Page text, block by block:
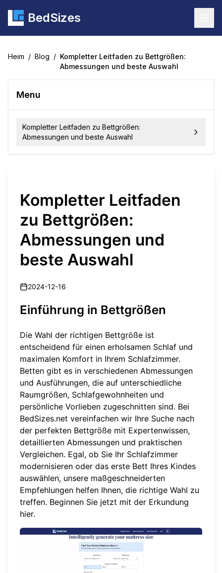
BedSizes
Heim / Blog / Kompletter Leitfaden zu Bettgrößen:
Abmessungen und beste Auswahl
Menu
Kompletter Leitfaden zu Bettgrößen:
Abmessungen und beste Auswahl
Kompletter Leitfaden
zu Bettgrößen:
Abmessungen und
beste Auswahl
2024-12-16
Einführung in Bettgrößen
Die Wahl der richtigen Bettgröße ist
entscheidend für einen erholsamen Schlaf und
maximalen Komfort in Ihrem Schlafzimmer.
Betten gibt es in verschiedenen Abmessungen
und Ausführungen, die auf unterschiedliche
Raumgrößen, Schlafgewohnheiten und
persönliche Vorlieben zugeschnitten sind. Bei
BedSizes.net vereinfachen wir Ihre Suche nach
der perfekten Bettgröße mit Expertenwissen,
detaillierten Abmessungen und praktischen
Vergleichen. Egal, ob Sie Ihr Schlafzimmer
modernisieren oder das erste Bett Ihres Kindes
auswählen, unsere maßgeschneiderten
Empfehlungen helfen Ihnen, die richtige Wahl zu
treffen. Beginnen Sie jetzt mit der Erkundung
hier.